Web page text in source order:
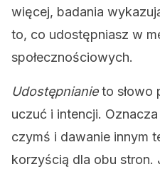
więcej, badania
to, co udostępniasz w
społecznościowych.
Udostępnianieto słowo
uczuć i intencji.
czymś i dawanie innym
korzyścią dla obu